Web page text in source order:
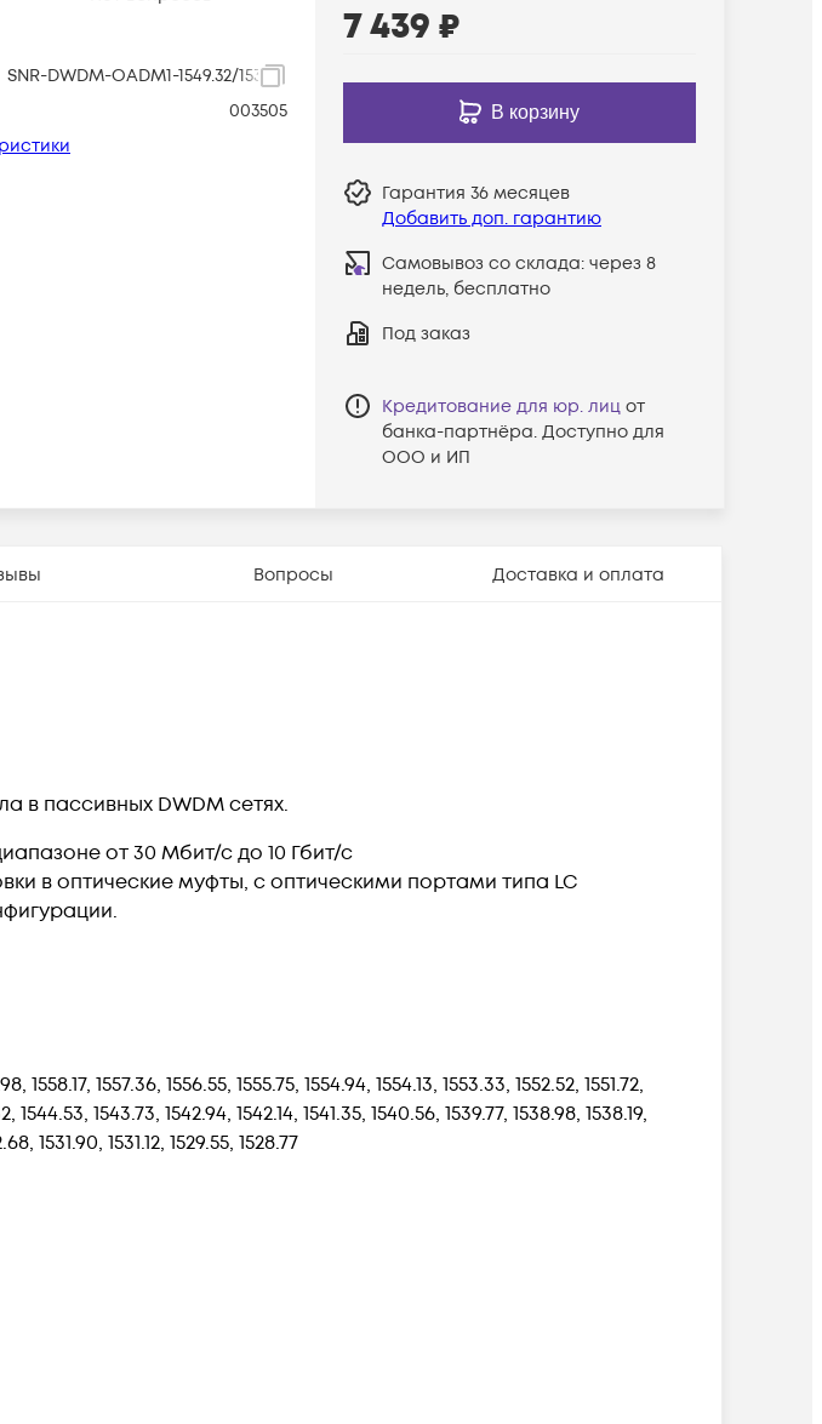
SNR-DWDM-OADM1-1549.32/1530.33
003505
7 439 ₽
В корзину
Гарантия 36 месяцев
Добавить доп. гарантию
Самовывоз со склада: через 8
недель, бесплатно
Под заказ
Кредитование для юр. лиц от
банка-партнёра. Доступно для
ООО и ИП
Вопросы Доставка и оплата
в пассивных DWDMсетях.
от 30 Мбит/с до 10 Гбит/с
в оптические муфты, с оптическими портами типа LC
1558.17, 1557.36, 1556.55, 1555.75, 1554.94, 1554.13, 1553.33, 1552.52, 1551.72,
1544.53, 1543.73, 1542.94, 1542.14, 1541.35, 1540.56, 1539.77, 1538.98, 1538.19,
1531.90, 1531.12, 1529.55, 1528.77